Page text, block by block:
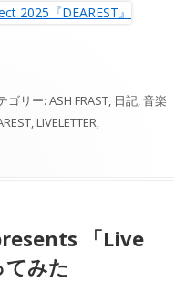
ゴリー: ASH FRAST, 日記,音楽
,LIVELETTER,
「Live
みた